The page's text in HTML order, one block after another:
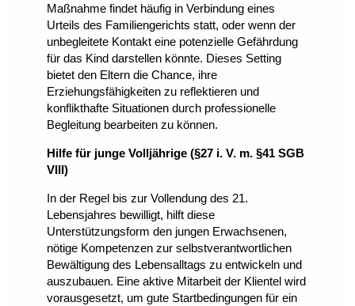
Maßnahme findet häufig in Verbindung eines
Urteils des Familiengerichts statt, oder wenn der
unbegleitete Kontakt eine potenzielle Gefährdung
für das Kind darstellen könnte. Dieses Setting
bietet den Eltern die Chance, ihre
Erziehungsfähigkeiten zu reflektieren und
konflikthafte Situationen durch professionelle
Begleitung bearbeiten zu können.
Hilfe für junge Volljährige (§27 i. V. m. §41 SGB
VIII)
In der Regel bis zur Vollendung des 21.
Lebensjahres bewilligt, hilft diese
Unterstützungsform den jungen Erwachsenen,
nötige Kompetenzen zur selbstverantwortlichen
Bewältigung des Lebensalltags zu entwickeln und
auszubauen. Eine aktive Mitarbeit der Klientel wird
vorausgesetzt, um gute Startbedingungen für ein